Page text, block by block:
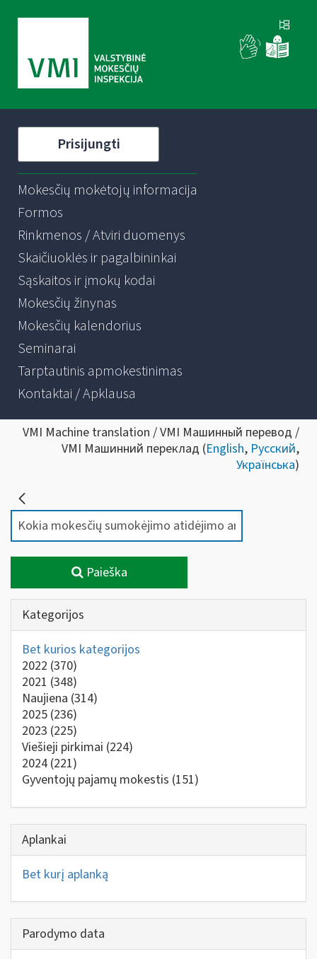
Prisijungti
Mokesčių mokėtojų informacija
Formos
Rinkmenos / Atviri duomenys
Skaičiuoklės ir pagalbininkai
Sąskaitos ir įmokų kodai
Mokesčių žinynas
Mokesčių kalendorius
Seminarai
Tarptautinis apmokestinimas
Kontaktai / Apklausa
VMI Machine translation / VMI Машинный перевод /
VMI Машинний переклад (English, Русский,
Українська)
Paieška
Kategorijos
Bet kurios kategorijos
2022 (370)
2021 (348)
Naujiena (314)
2025 (236)
2023 (225)
Viešieji pirkimai (224)
2024 (221)
Gyventojų pajamų mokestis (151)
Aplankai
Bet kurį aplanką
Parodymo data